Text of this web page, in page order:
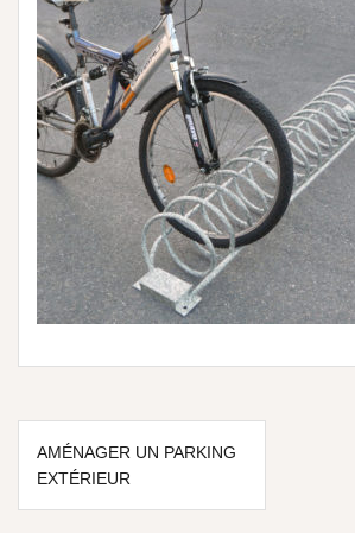
AMÉNAGER UN PARKING
EXTÉRIEUR